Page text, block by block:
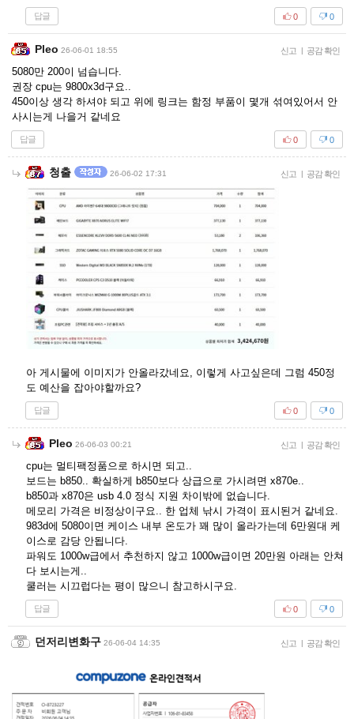
답글 0
0
Pleo 26-06-01 18:55 신고 | 공감 확인
5080만 200이 넘습니다.
권장 cpu는 9800x3d구요..
450이상 생각 하셔야 되고 위에 링크는 함정 부품이 몇개 섞여있어서 안
사시는게 나을거 같네요
답글 0
0
청출 26-06-02 17:31 신고 | 공감 확인
아 게시물에 이미지가 안올라갔네요, 이렇게 사고싶은데 그럼 450정
도 예산을 잡아야할까요?
답글 0
0
Pleo 26-06-03 00:21 신고 | 공감 확인
cpu는 멀티팩정품으로 하시면 되고..
보드는 b850.. 확실하게 b850보다 상급으로 가시려면 x870e..
b850과 x870은 usb 4.0 정식 지원 차이밖에 없습니다.
메모리 가격은 비정상이구요.. 한 업체 낚시 가격이 표시된거 같네요.
983d에 5080이면 케이스 내부 온도가 꽤 많이 올라가는데 6만원대 케
이스로 감당 안됩니다.
파워도 1000w급에서 추천하지 않고 1000w급이면 20만원 아래는 안쳐
다 보시는게..
쿨러는 시끄럽다는 평이 많으니 참고하시구요.
답글 0
0
던저리변화구 26-06-04 14:35 신고 | 공감 확인